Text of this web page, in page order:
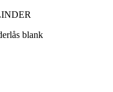
blank